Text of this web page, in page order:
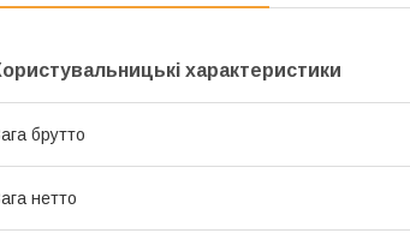
характеристики
брутто
нетто